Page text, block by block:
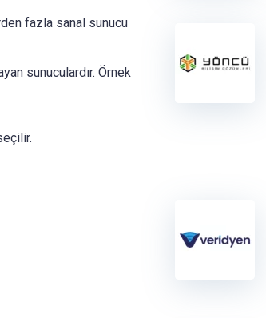
fazla sanal sunucu
sunuculardır. Örnek